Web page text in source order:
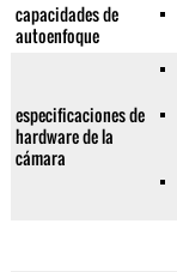
capacidades de
autoenfoque
especificaciones de
hardware de la
cámara